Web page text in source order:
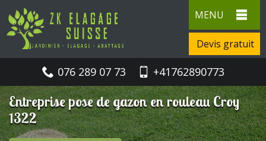
MENU
Devis gratuit
076 289 07 73 +41762890773
Entreprise pose de gazon en rouleau Croy
1322